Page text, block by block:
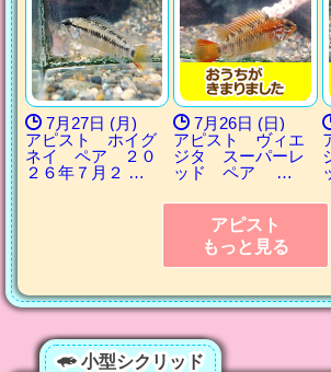
7月27日 (月)
アピスト ホイグ
ネイ ペア ２０
２６年７月２ …
7月26日 (日)
アピスト ヴィエ
ジタ スーパーレ
ッド ペア …
アピスト
もっと見る
小型シクリッド